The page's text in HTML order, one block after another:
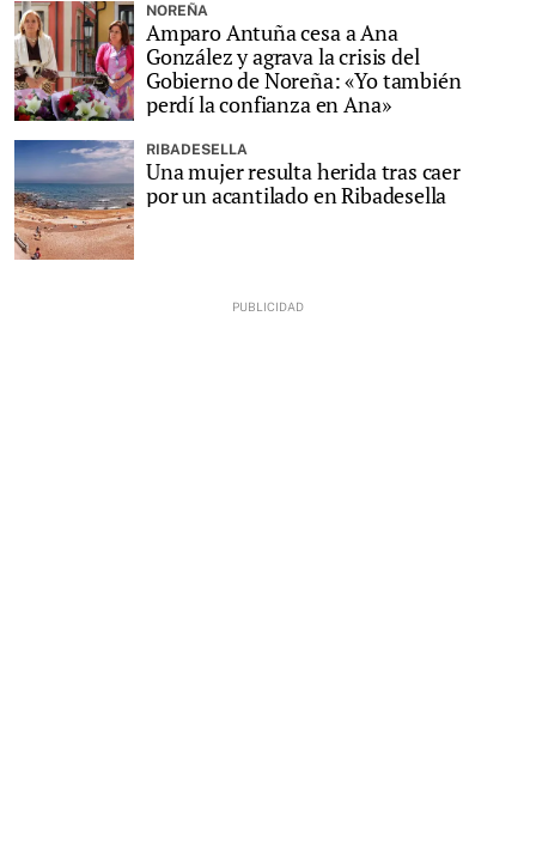
NOREÑA
Amparo Antuña cesa a Ana
González y agrava la crisis del
Gobierno de Noreña: «Yo también
perdí la confianza en Ana»
RIBADESELLA
Una mujer resulta herida tras caer
por un acantilado en Ribadesella